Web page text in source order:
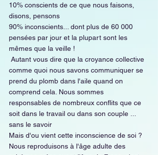
10% conscients de ce que nous faisons,
disons, pensons
90% inconscients... dont plus de 60 000
pensées par jour et la plupart sont les
mêmes que la veille !
comme quoi nous savons communiquer se
prend du plomb dans l'aile quand on
comprend cela. Nous sommes
responsables de nombreux conflits que ce
soit dans le travail ou dans son couple ...
sans le savoir
Mais d'ou vient cette inconscience de soi ?
Nous reproduisons à l'âge adulte des